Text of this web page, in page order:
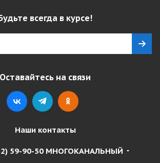
всегда в курсе!
Оставайтесь на связи
Наши контакты
59-90-50 МНОГОКАНАЛЬНЫЙ